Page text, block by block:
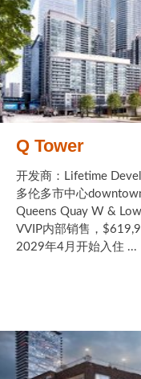
Q Tower
开发商：Lifetime
多伦多市中心
Queens Quay W &
VVIP内部销售，
2029年4月开始入住 ...